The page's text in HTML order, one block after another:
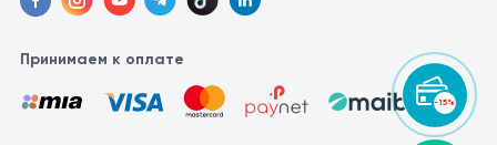
-15%
Принимаем к оплате